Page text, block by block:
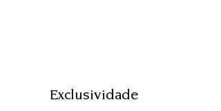
Exclusividade